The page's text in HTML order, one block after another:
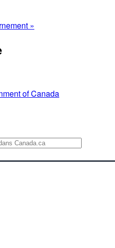
»
of Canada